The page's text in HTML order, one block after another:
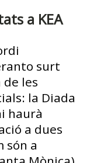
a KEA
surt
les
la Diada
haurà
a dues
són a